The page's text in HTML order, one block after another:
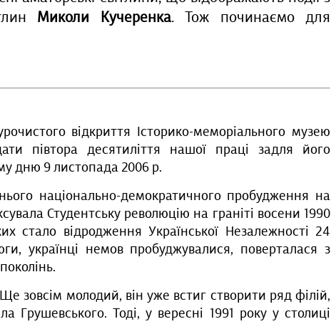
Миколи Кучеренка. Тож починаємо для
відкриття Історико-меморіального музею
півтора десятиліття нашої праці задля його
дню 9 листопада 2006 р.
національно-демократичного пробудження на
Студентську революцію на граніті восени 1990
стало відродження Української Незалежності 24
українці немов пробуджувалися, поверталася з
зовсім молодий, він уже встиг створити ряд філій,
Тоді, у вересні 1991 року у столиці